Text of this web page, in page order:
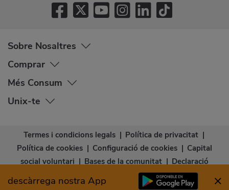
Sobre Nosaltres
Comprar
Més Consum
Unix-te
descàrrega nostra App
Termes i condicions legals | Política de privacitat |
Política de cookies | Configuració de cookies | Capital
social voluntari | Bases de la comunitat | Declaració
d’accessibilitat